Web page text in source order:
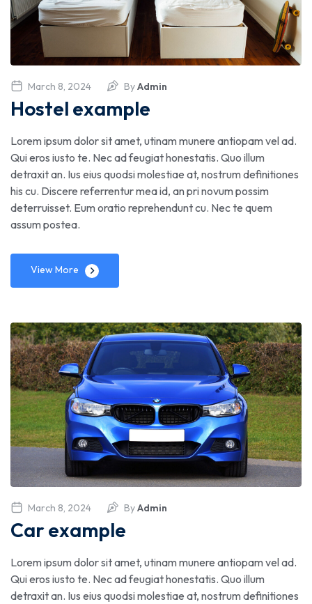
March 8, 2024 ByAdmin
Hostel example
Lorem ipsum dolor sit amet, utinam munere antiopam vel ad.
Qui eros iusto te. Nec ad feugiat honestatis. Quo illum
detraxit an. Ius eius quodsi molestiae at, nostrum definitiones
his cu. Discere referrentur mea id, an pri novum possim
deterruisset. Eum oratio reprehendunt cu. Nec te quem
assum postea.
View More
March 8, 2024 ByAdmin
Car example
Lorem ipsum dolor sit amet, utinam munere antiopam vel ad.
Qui eros iusto te. Nec ad feugiat honestatis. Quo illum
detraxit an. Ius eius quodsi molestiae at, nostrum definitiones